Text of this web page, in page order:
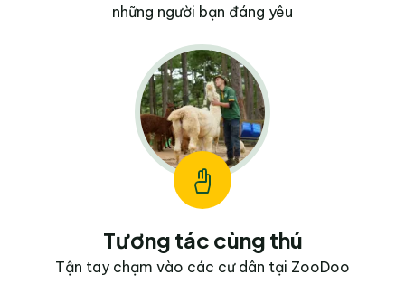
những người bạn đáng yêu
Tương tác cùng thú
Tận tay chạm vào các cư dân tại ZooDoo